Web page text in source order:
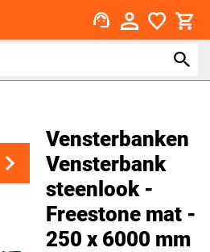
support_agent
Vensterbanken
Vensterbank
steenlook -
Freestone mat -
250 x 6000 mm